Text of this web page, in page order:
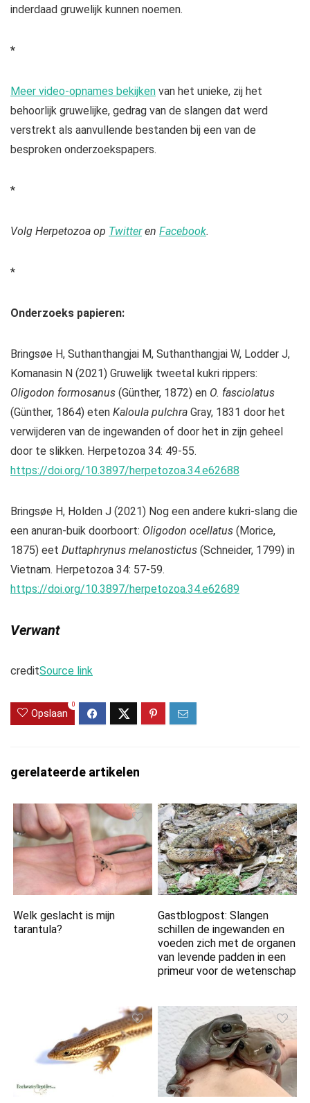
inderdaad gruwelijk kunnen noemen.
*
Meer video-opnames bekijken van het unieke, zij het
behoorlijk gruwelijke, gedrag van de slangen dat werd
verstrekt als aanvullende bestanden bij een van de
besproken onderzoekspapers.
*
Volg Herpetozoa op Twitteren Facebook.
*
Onderzoeks papieren:
Bringsøe H, Suthanthangjai M, Suthanthangjai W, Lodder J,
Komanasin N (2021) Gruwelijk tweetal kukri rippers:
Oligodon formosanus (Günther, 1872) en O. fasciolatus
(Günther, 1864) eten Kaloula pulchra Gray, 1831 door het
verwijderen van de ingewanden of door het in zijn geheel
door te slikken. Herpetozoa 34: 49-55.
https://doi.org/10.3897/herpetozoa.34.e62688
Bringsøe H, Holden J (2021) Nog een andere kukri-slang die
een anuran-buik doorboort: Oligodon ocellatus (Morice,
1875) eet Duttaphrynus melanostictus (Schneider, 1799) in
Vietnam. Herpetozoa 34: 57-59.
https://doi.org/10.3897/herpetozoa.34.e62689
Verwant
creditSource link
Opslaan
0
gerelateerde artikelen
Welk geslacht is mijn
tarantula?
Gastblogpost: Slangen
schillen de ingewanden en
voeden zich met de organen
van levende padden in een
primeur voor de wetenschap